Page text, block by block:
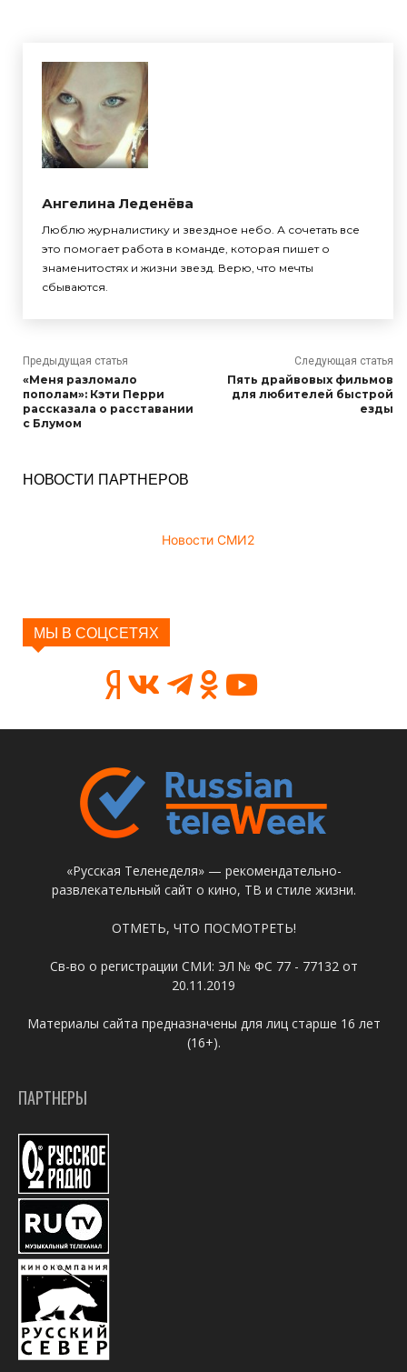
Ангелина Леденёва
Люблю журналистику и звездное небо. А сочетать все
это помогает работа в команде, которая пишет о
знаменитостях и жизни звезд. Верю, что мечты
сбываются.
Предыдущая статья
«Меня разломало
пополам»: Кэти Перри
рассказала о расставании
с Блумом
Следующая статья
Пять драйвовых фильмов
для любителей быстрой
езды
НОВОСТИ ПАРТНЕРОВ
Новости СМИ2
МЫ В СОЦСЕТЯХ
«Русская Теленеделя» — рекомендательно-
развлекательный сайт о кино, ТВ и стиле жизни.
ОТМЕТЬ, ЧТО ПОСМОТРЕТЬ!
Св-во о регистрации СМИ: ЭЛ № ФС 77 - 77132 от
20.11.2019
Материалы сайта предназначены для лиц старше 16 лет
(16+).
ПАРТНЕРЫ